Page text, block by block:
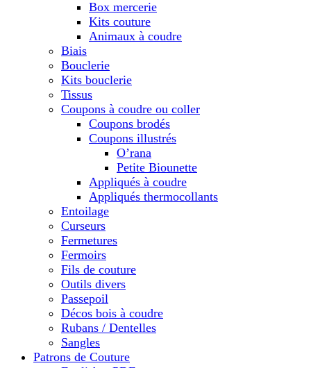
Box mercerie
Kits couture
Animaux à coudre
Biais
Bouclerie
Kits bouclerie
Tissus
Coupons à coudre ou coller
Coupons brodés
Coupons illustrés
O’rana
Petite Biounette
Appliqués à coudre
Appliqués thermocollants
Entoilage
Curseurs
Fermetures
Fermoirs
Fils de couture
Outils divers
Passepoil
Décos bois à coudre
Rubans / Dentelles
Sangles
Patrons de Couture